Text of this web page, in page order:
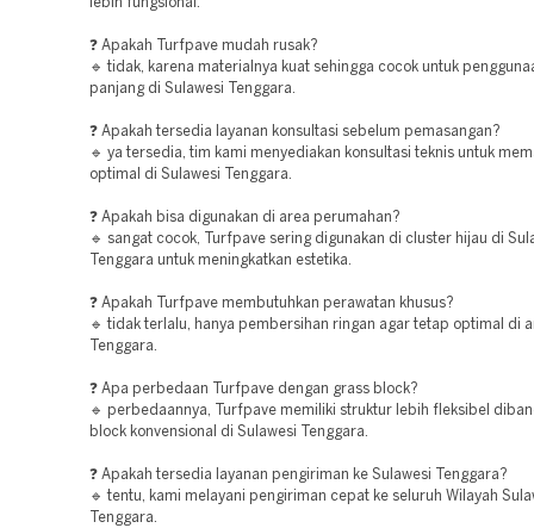
lebih fungsional.
❓ Apakah Turfpave mudah rusak?
🔹 tidak, karena materialnya kuat sehingga cocok untuk
panjang di Sulawesi Tenggara.
❓ Apakah tersedia layanan konsultasi sebelum pemasangan?
🔹 ya tersedia, tim kami menyediakan konsultasi teknis untuk
optimal di Sulawesi Tenggara.
❓ Apakah bisa digunakan di area perumahan?
🔹 sangat cocok, Turfpave sering digunakan di cluster hijau di
Tenggara untuk meningkatkan estetika.
❓ Apakah Turfpave membutuhkan perawatan khusus?
🔹 tidak terlalu, hanya pembersihan ringan agar tetap optimal di
Tenggara.
❓ Apa perbedaan Turfpave dengan grass block?
🔹 perbedaannya, Turfpave memiliki struktur lebih fleksibel
block konvensional di Sulawesi Tenggara.
❓ Apakah tersedia layanan pengiriman ke Sulawesi Tenggara?
🔹 tentu, kami melayani pengiriman cepat ke seluruh Wilayah
Tenggara.